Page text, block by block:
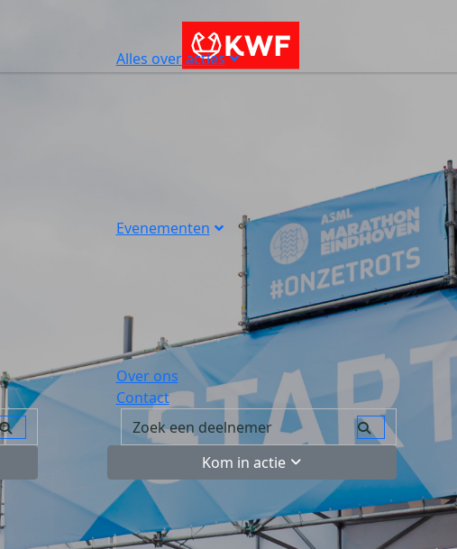
Alles over acties
Evenementen
Over ons
Contact
Kom in actie